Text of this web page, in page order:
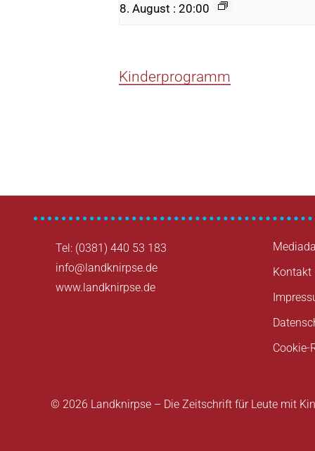
8. August : 20:00
Kinderprogramm
Tel: (0381) 440 53 183
info@landknirpse.de
www.landknirpse.de
Kontakt
Cookie-
© 2026 Landknirpse – Die Zeitschrift für Leute mit